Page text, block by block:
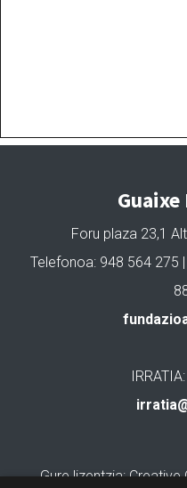
Foru plaza 23,1
Telefonoa: 948 564 275
Gure lizentzia: Creative